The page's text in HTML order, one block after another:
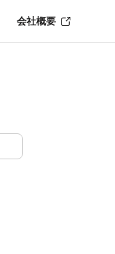
会社概要